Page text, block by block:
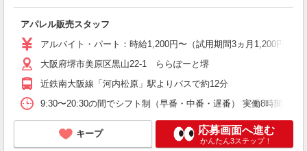
アパレル販売スタッフ
アルバイト・パート：時給1,200円〜（試用期間3ヵ月1,200円）
大阪府堺市美原区黒山22-1 ららぽーと堺
近鉄南大阪線「河内松原」駅よりバスで約12分
9:30〜20:30の間でシフト制（早番・中番・遅番） 実働8時間（
キープ 応募画面へ進む
かんたん3ステップ！